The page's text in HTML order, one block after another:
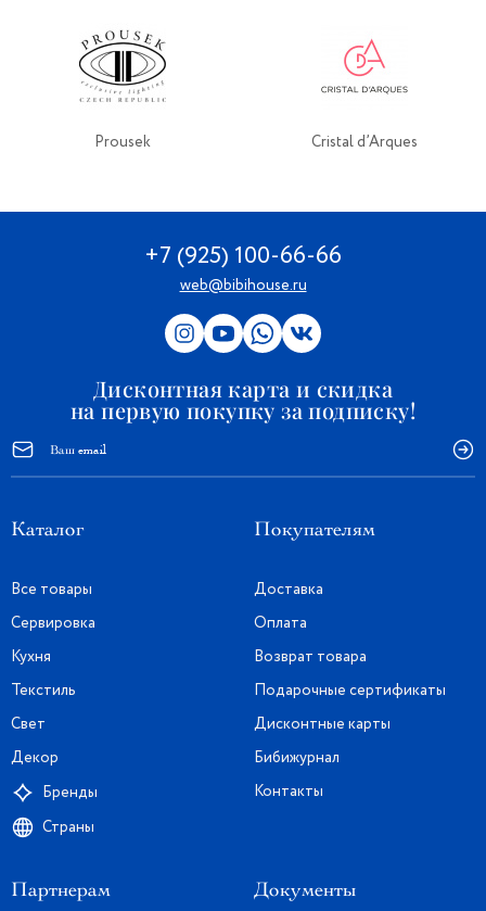
Prousek Cristal d’Arques
+7 (925) 100-66-66
web@bibihouse.ru
Дисконтная карта и скидка
на первую покупку за подписку!
Каталог
Все товары
Сервировка
Кухня
Текстиль
Свет
Декор
Бренды
Страны
Покупателям
Доставка
Оплата
Возврат товара
Подарочные сертификаты
Дисконтные карты
Бибижурнал
Контакты
Партнерам Документы